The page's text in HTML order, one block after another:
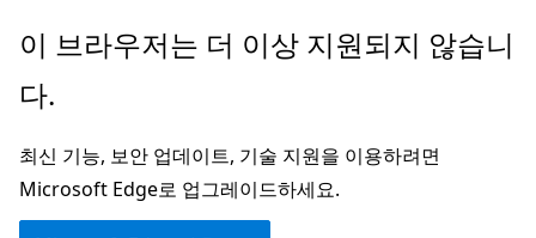
주
콘
츠
로
이 브라우저는 더 이상 지원되지 않습니
다.
최신 기능, 보안 업데이트, 기술 지원을 이용하려면
Microsoft Edge로 업그레이드하세요.